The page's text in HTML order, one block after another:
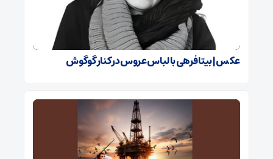
عکس | بیتا فرهی با لباس عروس در کنار گوگوش